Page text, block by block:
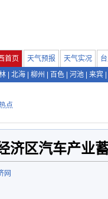
首页 天气预报 天气实况
北海 柳州 百色 河池 来宾
点
济区汽车产业
网